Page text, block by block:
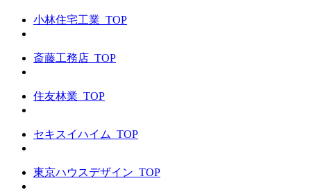
小林住宅工業_TOP
斎藤工務店_TOP
住友林業_TOP
セキスイハイム_TOP
東京ハウスデザイン_TOP